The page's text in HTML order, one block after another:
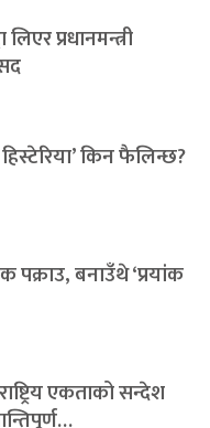
प्रधानमन्त्री
किन फैलिन्छ?
बनाउँथे ‘प्रयांक
एकताको सन्देश